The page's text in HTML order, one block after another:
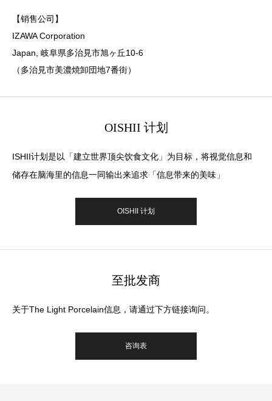
【销售公司】
IZAWA Corporation
Japan, 岐阜県多治見市旭ヶ丘10-6
（多治見市美濃焼卸団地7番街）
OISHII 计划
ISHII计划是以「建立世界顶尖饮食文化」为目标，将视觉信息和
储存在脑海里的信息一同输出来追求「信息带来的美味」
OISHII 计划
至批发商
关于The Light Porcelain信息，请通过下方链接询问。
咨询表